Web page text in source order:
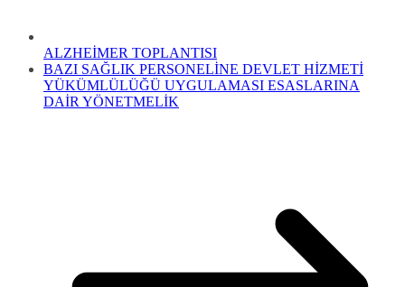
ALZHEİMER TOPLANTISI
BAZI SAĞLIK PERSONELİNE DEVLET HİZMETİ
YÜKÜMLÜLÜĞÜ UYGULAMASI ESASLARINA
DAİR YÖNETMELİK